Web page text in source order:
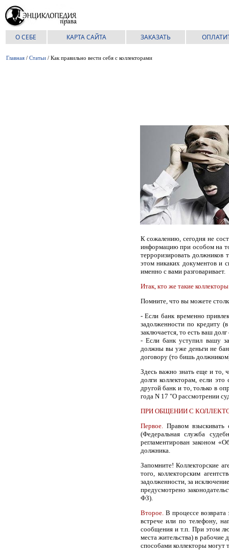
О СЕБЕ КАРТА САЙТА ЗАКАЗАТЬ
Главная/Статьи/ Как правильно вести себя с коллекторами
К сожалению, сегодня не
информацию при особом на
терроризировать
этом никаких документов и
именно с вами разговаривает.
Итак, кто же такие
Помните, что вы можете
- Если банк временно
задолженности по кредиту
заключается, то есть ваш долг
- Если банк уступил вашу
должны вы уже деньги не
договору (то бишь
Здесь важно знать еще и то,
долги коллекторам, если
другой банк и то, только в
года N 17 "О рассмотрении
ПРИ ОБЩЕНИИ С
Первое.Правом взыскивать
(Федеральная служба
регламентирован законом
должника.
Запомните! Коллекторские
того, коллекторским
задолженности, за
предусмотрено
ФЗ).
Второе.В процессе возврата
встрече или по телефону,
сообщения и т.п. При этом
места жительства) в
способами коллекторы могут